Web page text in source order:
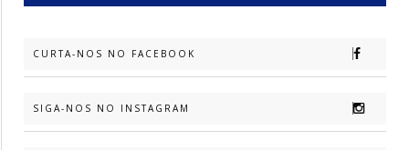
CURTA-NOS NO FACEBOOK
SIGA-NOS NO INSTAGRAM